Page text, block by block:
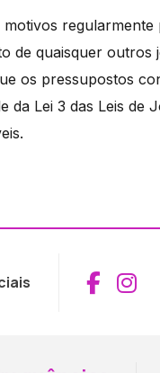
regularmente
de quaisquer outros
os pressupostos
Lei 3 das Leis de